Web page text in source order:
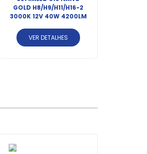
GOLD H8/H9/H11/H16-2
3000K 12V 40W 4200LM
VER DETALHES